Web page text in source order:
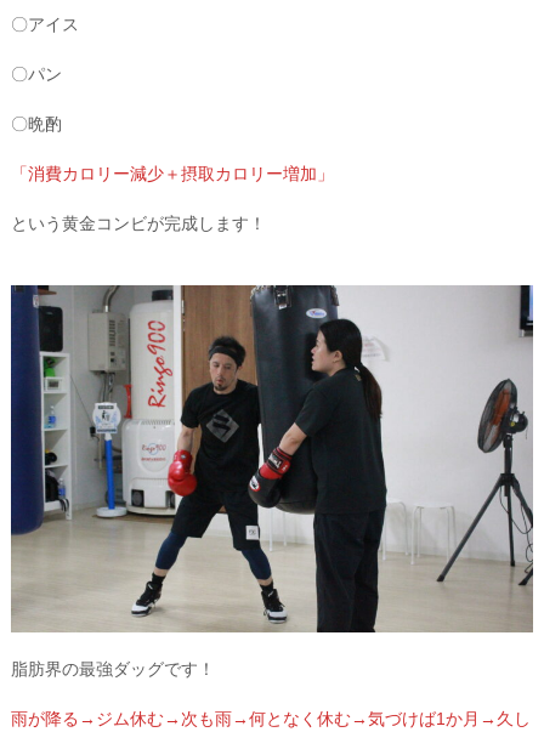
〇アイス
〇パン
〇晩酌
「消費カロリー減少＋摂取カロリー増加」
という黄金コンビが完成します！
脂肪界の最強ダッグです！
雨が降る→ジム休む→次も雨→何となく休む→気づけば1か月→久し